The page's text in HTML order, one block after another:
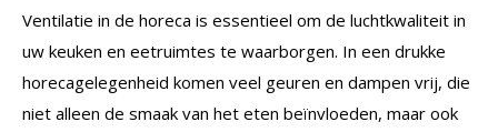
Ventilatie in de horeca is essentieel om de luchtkwaliteit in
uw keuken en eetruimtes te waarborgen. In een drukke
horecagelegenheid komen veel geuren en dampen vrij, die
niet alleen de smaak van het eten beïnvloeden, maar ook